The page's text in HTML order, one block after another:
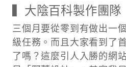
▍大陰百科製作團隊​
三個月要從零到有做出一
級任務。而且大家看到了
了嗎？這麼引人入勝的網